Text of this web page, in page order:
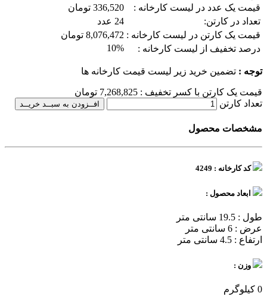
قیمت یک عدد در لیست کارخانه :
336,520 تومان
تعداد در کارتن:
24 عدد
قیمت یک کارتن در لیست کارخانه : 8,076,472 تومان
درصد تخفیف از لیست کارخانه :
10%
توجه : تضمین خرید زیر لیست قیمت کارخانه ها
قیمت یک کارتن با کسر تخفیف : 7,268,825 تومان
تعداد کارتن
افــزودن به سبــد خریــد
مشخصات محصول
کد کارخانه : 4249
ابعاد محصول :
طول : 19.5 سانتی متر
عرض : 6 سانتی متر
ارتفاع : 4.5 سانتی متر
وزن :
0 کیلوگرم